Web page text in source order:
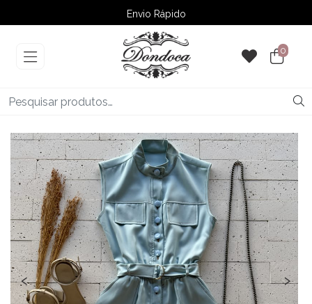
Envio Rápido
➚ Ofertas– Até 60% OFF
0
‹ ›